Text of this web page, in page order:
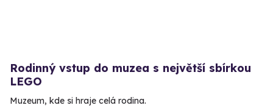
Rodinný vstup do muzea s největší sbírkou
LEGO
Muzeum, kde si hraje celá rodina.